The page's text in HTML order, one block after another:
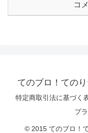
コ
てのブロ！ての
特定商取引法に基づく
プ
© 2015 てのブロ！